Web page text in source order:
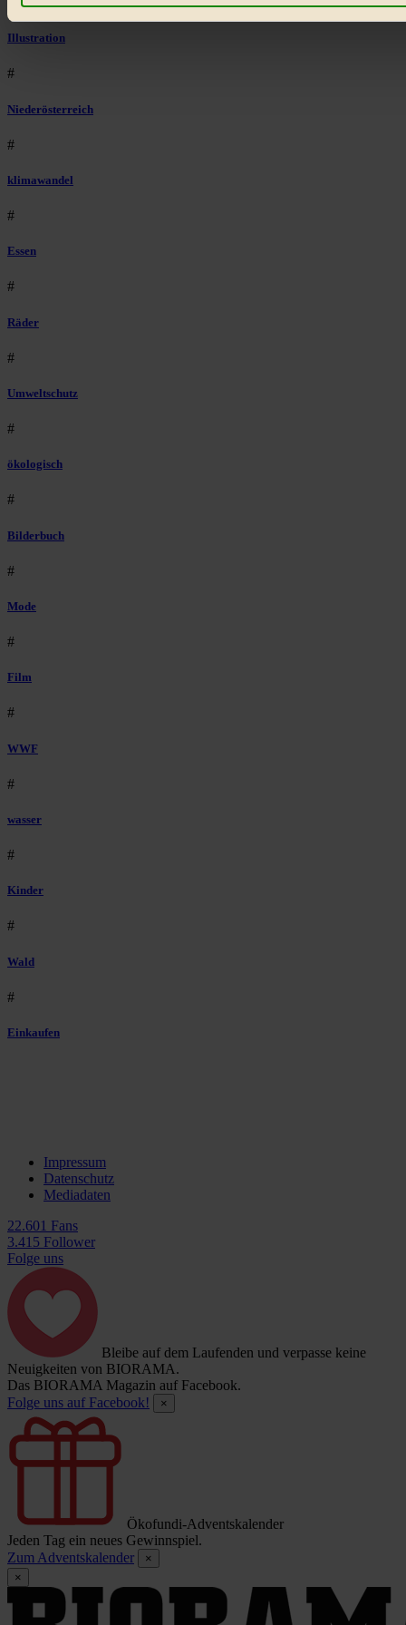
Illustration
#
Niederösterreich
#
klimawandel
#
Essen
#
Räder
#
Umweltschutz
#
ökologisch
#
Bilderbuch
#
Mode
#
Film
#
WWF
#
wasser
#
Kinder
#
Wald
#
Einkaufen
Impressum
Datenschutz
Mediadaten
22.601 Fans
3.415 Follower
Folge uns
Bleibe auf dem Laufenden und verpasse keine
Neuigkeiten von BIORAMA.
Das BIORAMA Magazin auf Facebook.
Folge uns auf Facebook!
×
Ökofundi-Adventskalender
Jeden Tag ein neues Gewinnspiel.
Zum Adventskalender
×
×